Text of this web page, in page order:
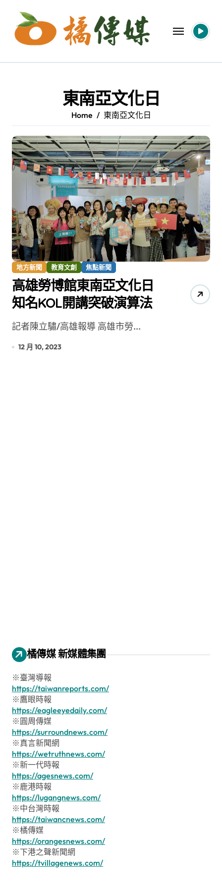
content
東南亞文化日
Home 東南亞文化日
地方新聞 教育文創 焦點新聞
高雄勞博館東南亞文化日
知名KOL開講突破演算法
記者陳立驌/高雄報導 高雄市勞...
12 月 10, 2023
橘傳媒 新媒體集團
※臺灣導報
https://taiwanreports.com/
※鷹眼時報
https://eagleeyedaily.com/
※圓周傳媒
https://surroundnews.com/
※真言新聞網
https://wetruthnews.com/
※新一代時報
https://agesnews.com/
※鹿港時報
https://lugangnews.com/
※中台灣時報
https://taiwancnews.com/
※橘傳媒
https://orangesnews.com/
※下港之聲新聞網
https://tvillagenews.com/